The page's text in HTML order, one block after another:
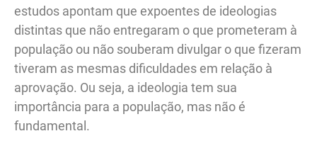
estudos apontam que expoentes de ideologias
distintas que não entregaram o que prometeram à
população ou não souberam divulgar o que fizeram
tiveram as mesmas dificuldades em relação à
aprovação. Ou seja, a ideologia tem sua
importância para a população, mas não é
fundamental.